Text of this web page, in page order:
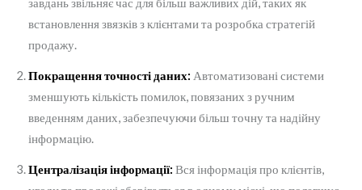
встановлення звязків з клієнтами та розробка стратегій
продажу.
Покращення точності даних: Автоматизовані системи
зменшують кількість помилок, повязаних з ручним
введенням даних, забезпечуючи більш точну та надійну
інформацію.
Централізація інформації: Вся інформація про клієнтів,